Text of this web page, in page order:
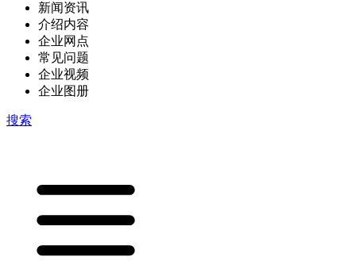
新闻资讯
介绍内容
企业网点
常见问题
企业视频
企业图册
搜索